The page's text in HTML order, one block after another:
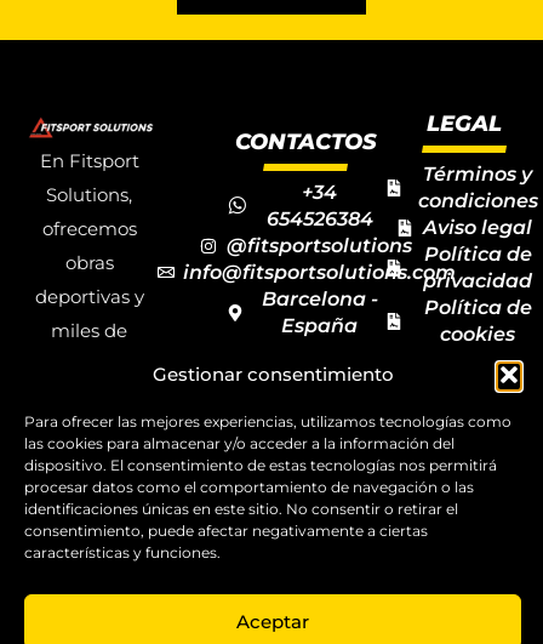
Gestionar consentimiento
Para ofrecer las mejores experiencias, utilizamos tecnologías como
las cookies para almacenar y/o acceder a la información del
dispositivo. El consentimiento de estas tecnologías nos permitirá
procesar datos como el comportamiento de navegación o las
identificaciones únicas en este sitio. No consentir o retirar el
consentimiento, puede afectar negativamente a ciertas
características y funciones.
Aceptar
En Fitsport
Solutions,
ofrecemos
obras
deportivas y
miles de
deportivos
para todas las
disciplinas,
garantizando
la calidad y el
servicio.
CONTACTOS
+34
654526384
@fitsportsolutions
info@fitsportsolutions.com
Barcelona -
España
de contacto
LEGAL
Términos y
condiciones
Aviso legal
Política de
privacidad
Política de
cookies
Mapa del
sitio